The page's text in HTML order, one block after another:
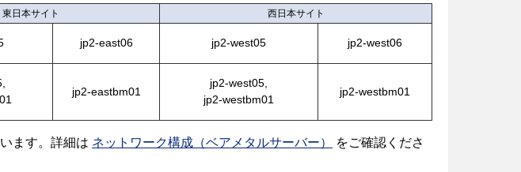
東日本サイト 西日本サイト
jp2-east06 jp2-west05 jp2-west06
jp2-eastbm01
jp2-west05,
jp2-westbm01
jp2-westbm01
ます。詳細は ネットワーク構成（ベアメタルサーバー）
をご確認くださ